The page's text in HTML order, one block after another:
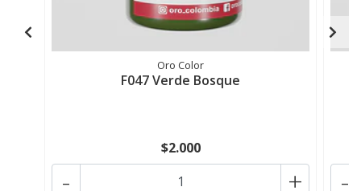
Oro Color
F047 Verde Bosque
$2.000
+
- -